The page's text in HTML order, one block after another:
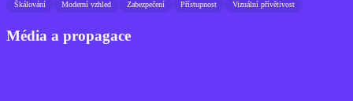
Škálování Moderní vzhled Zabezpečení Přístupnost Vizuální přívětivost
Média a propagace